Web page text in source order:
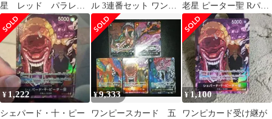
星 レッド パラレ
ル 6枚セット 受け継
がれる意志 赤箔
ル 3連番セット ワンピ
ースカード
老星 ピーター聖 Rパラ
レル OP13-084 受け継
が
¥ 1,222
シェパード・十・ピー
¥9,333
ワンピースカード 五
¥1,100
ワンピカード受け継が